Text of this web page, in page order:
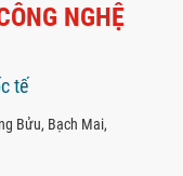
NGHỆ
tế
Bửu, Bạch Mai,